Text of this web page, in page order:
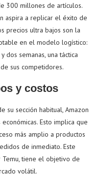
300 millones de artículos.
aspira a replicar el éxito de
precios ultra bajos son la
en el modelo logístico:
dos semanas, una táctica
sus competidores.
y costos
su sección habitual, Amazon
Esto implica que
más amplio a productos
de inmediato. Este
tiene el objetivo de
volátil.